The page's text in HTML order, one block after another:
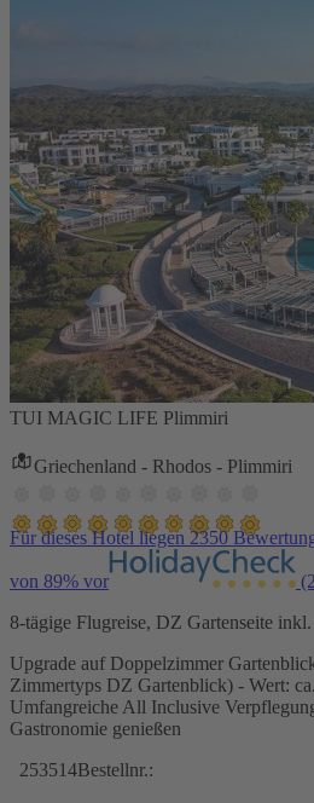
TUI MAGIC LIFE Plimmiri
Griechenland - Rhodos - Plimmiri
Für dieses Hotel liegen 2350
von 89% vor
8-tägige Flugreise, DZ Gartenseite
Upgrade auf Doppelzimmer
Zimmertyps DZ Gartenblick) - Wert:
Umfangreiche All Inclusive
Gastronomie genießen
253514Bestellnr.: